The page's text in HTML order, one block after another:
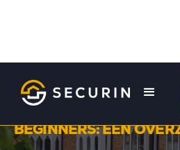
INVESTEREN IN
BEGINNERS: EEN